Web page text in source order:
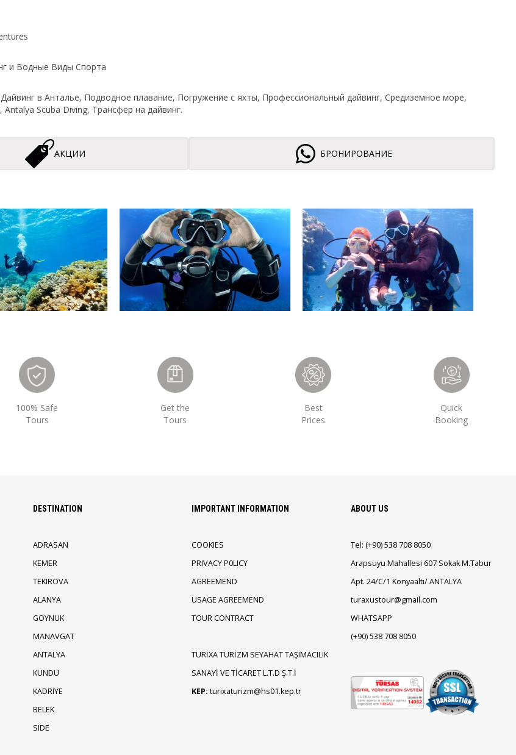
и Водные Виды Спорта
Дайвинг в Анталье, Подводное плавание, Погружение с яхты, Профессиональный дайвинг, Средиземное море,
Antalya Scuba Diving, Трансфер на дайвинг.
АКЦИИ БРОНИРОВАНИЕ
100% Safe
Tours
Get the
Tours
Best
Prices
Quick
Booking
DESTINATION
ADRASAN
KEMER
TEKIROVA
ALANYA
GOYNUK
MANAVGAT
ANTALYA
KUNDU
KADRIYE
BELEK
SIDE
IMPORTANT INFORMATION
COOKIES
PRIVACY P0LICY
AGREEMEND
USAGE AGREEMEND
TOUR CONTRACT
TURİXA TURİZM SEYAHAT TAŞIMACILIK
SANAYİ VE TİCARET L.T.D Ş.T.İ
KEP: turixaturizm@hs01.kep.tr
ABOUT US
Tel: (+90)538 708 8050
Arapsuyu Mahallesi 607 Sokak M.Tabur
Apt. 24/C/1 Konyaaltı/ ANTALYA
turaxustour@gmail.com
WHATSAPP
(+90)538 708 8050